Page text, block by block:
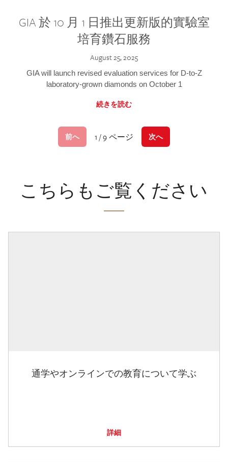
GIA 於 10 月 1 日推出更新版的實驗室
培育鑽石服務
August 25, 2025
GIA will launch revised evaluation services for D-to-Z
laboratory-grown diamonds on October 1
続きを読む
前へ 1 / 9 ページ 次へ
こちらもご覧ください
通学やオンラインでの教育について学ぶ
詳細